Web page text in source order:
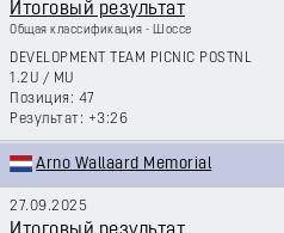
Итоговый результат
Общая классификация - Шоссе
DEVELOPMENT TEAM PICNIC POSTNL
1.2U / MU
47
+3:26
Arno Wallaard Memorial
27.09.2025